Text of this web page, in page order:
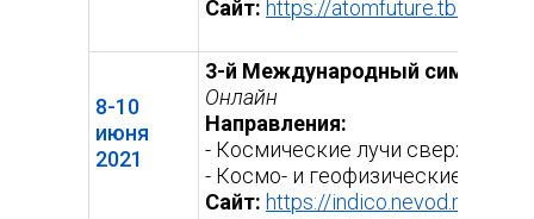
Сайт: https://atomfuture.tb.ru/
8-10
июня
2021
3-й Международный
Онлайн
Направления:
- Космические лучи
- Космо- и геофизические
Сайт: https://